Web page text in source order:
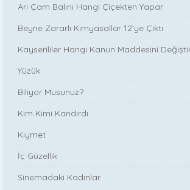
Arı Çam Balını Hangi Çiçekten Yapar
Beyne Zararlı Kimyasallar 12’ye Çıktı
Kayserililer Hangi Kanun Maddesini
Yüzük
Biliyor Musunuz?
Kim Kimi Kandırdı
Kıymet
İç Güzellik
Sinemadaki Kadınlar